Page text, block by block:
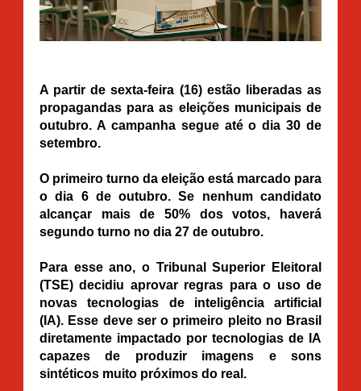
A partir de sexta-feira (16) estão liberadas as
propagandas para as eleições municipais de
outubro. A campanha segue até o dia 30 de
setembro.
O primeiro turno da eleição está marcado para
o dia 6 de outubro. Se nenhum candidato
alcançar mais de 50% dos votos, haverá
segundo turno no dia 27 de outubro.
Para esse ano, o Tribunal Superior Eleitoral
(TSE) decidiu aprovar regras para o uso de
novas tecnologias de inteligência artificial
(IA). Esse deve ser o primeiro pleito no Brasil
diretamente impactado por tecnologias de IA
capazes de produzir imagens e sons
sintéticos muito próximos do real.